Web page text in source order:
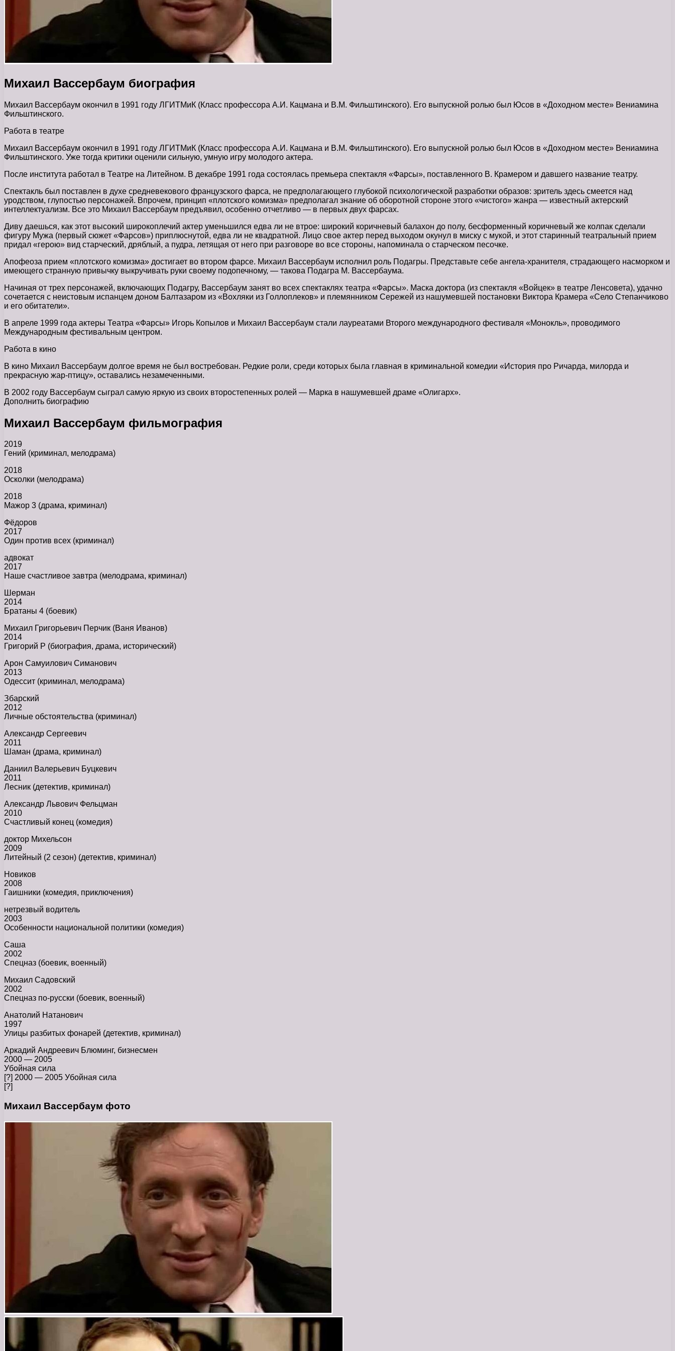
Михаил Вассербаум биография
Михаил Вассербаум окончил в 1991 году ЛГИТМиК (Класс профессора А.И. Кацмана и В.М. Фильштинского). Его выпускной ролью был Юсов в «Доходном месте» Вениамина
Фильштинского.
Работа в театре
Михаил Вассербаум окончил в 1991 году ЛГИТМиК (Класс профессора А.И. Кацмана и В.М. Фильштинского). Его выпускной ролью был Юсов в «Доходном месте» Вениамина
Фильштинского. Уже тогда критики оценили сильную, умную игру молодого актера.
После института работал в Театре на Литейном. В декабре 1991 года состоялась премьера спектакля «Фарсы», поставленного В. Крамером и давшего название театру.
Спектакль был поставлен в духе средневекового французского фарса, не предполагающего глубокой психологической разработки образов: зритель здесь смеется над
уродством, глупостью персонажей. Впрочем, принцип «плотского комизма» предполагал знание об оборотной стороне этого «чистого» жанра — известный актерский
интеллектуализм. Все это Михаил Вассербаум предъявил, особенно отчетливо — в первых двух фарсах.
Диву даешься, как этот высокий широкоплечий актер уменьшился едва ли не втрое: широкий коричневый балахон до полу, бесформенный коричневый же колпак сделали
фигуру Мужа (первый сюжет «Фарсов») приплюснутой, едва ли не квадратной. Лицо свое актер перед выходом окунул в миску с мукой, и этот старинный театральный прием
придал «герою» вид старческий, дряблый, а пудра, летящая от него при разговоре во все стороны, напоминала о старческом песочке.
Апофеоза прием «плотского комизма» достигает во втором фарсе. Михаил Вассербаум исполнил роль Подагры. Представьте себе ангела-хранителя, страдающего насморком и
имеющего странную привычку выкручивать руки своему подопечному, — такова Подагра М. Вассербаума.
Начиная от трех персонажей, включающих Подагру, Вассербаум занят во всех спектаклях театра «Фарсы». Маска доктора (из спектакля «Войцек» в театре Ленсовета), удачно
сочетается с неистовым испанцем доном Балтазаром из «Вохляки из Голлоплеков» и племянником Сережей из нашумевшей постановки Виктора Крамера «Село Степанчиково
и его обитатели».
В апреле 1999 года актеры Театра «Фарсы» Игорь Копылов и Михаил Вассербаум стали лауреатами Второго международного фестиваля «Монокль», проводимого
Международным фестивальным центром.
Работа в кино
В кино Михаил Вассербаум долгое время не был востребован. Редкие роли, среди которых была главная в криминальной комедии «История про Ричарда, милорда и
прекрасную жар-птицу», оставались незамеченными.
В 2002 году Вассербаум сыграл самую яркую из своих второстепенных ролей — Марка в нашумевшей драме «Олигарх».
Дополнить биографию
Михаил Вассербаум фильмография
2019
Гений (криминал, мелодрама)
2018
Осколки (мелодрама)
2018
Мажор 3 (драма, криминал)
Фёдоров
2017
Один против всех (криминал)
адвокат
2017
Наше счастливое завтра (мелодрама, криминал)
Шерман
2014
Братаны 4 (боевик)
Михаил Григорьевич Перчик (Ваня Иванов)
2014
Григорий Р (биография, драма, исторический)
Арон Самуилович Симанович
2013
Одессит (криминал, мелодрама)
Збарский
2012
Личные обстоятельства (криминал)
Александр Сергеевич
2011
Шаман (драма, криминал)
Даниил Валерьевич Буцкевич
2011
Лесник (детектив, криминал)
Александр Львович Фельцман
2010
Счастливый конец (комедия)
доктор Михельсон
2009
Литейный (2 сезон) (детектив, криминал)
Новиков
2008
Гаишники (комедия, приключения)
нетрезвый водитель
2003
Особенности национальной политики (комедия)
Саша
2002
Спецназ (боевик, военный)
Михаил Садовский
2002
Спецназ по-русски (боевик, военный)
Анатолий Натанович
1997
Улицы разбитых фонарей (детектив, криминал)
Аркадий Андреевич Блюминг, бизнесмен
2000 — 2005
Убойная сила
[?] 2000 — 2005 Убойная сила
[?]
Михаил Вассербаум фото